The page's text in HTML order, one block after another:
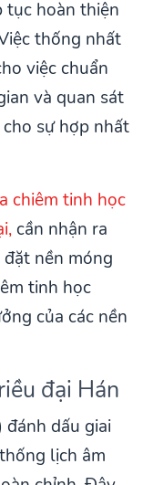
tục hoàn thiện
thống nhất
việc chuẩn
và quan sát
sự hợp nhất
chiêm tinh học
cần nhận ra
nền móng
tinh học
của các nền
đại Hán
đánh dấu giai
lịch âm